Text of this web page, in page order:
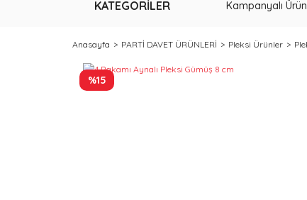
KATEGORİLER Kampanyalı
Anasayfa PARTİ DAVET ÜRÜNLERİ Pleksi Ürünler
%15